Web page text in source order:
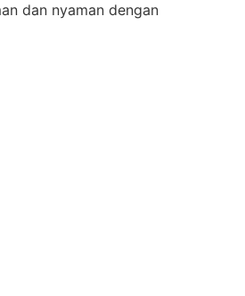
dan nyaman dengan